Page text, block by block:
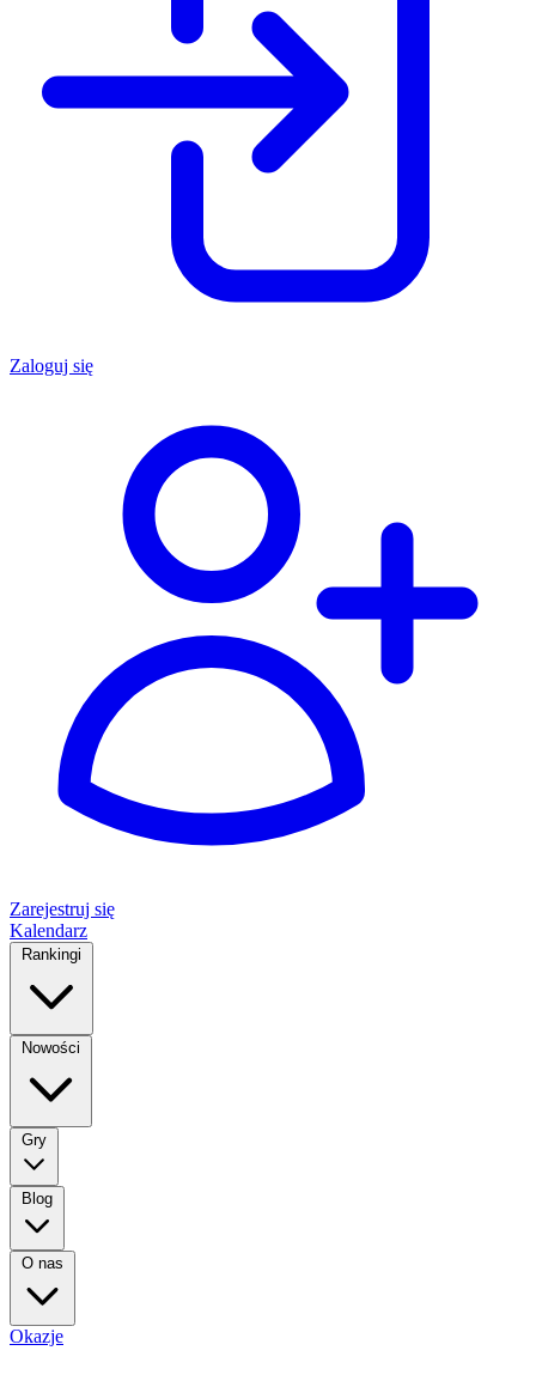
Zaloguj się
Zarejestruj się
Kalendarz
Rankingi
Nowości
Gry
Blog
O nas
Okazje